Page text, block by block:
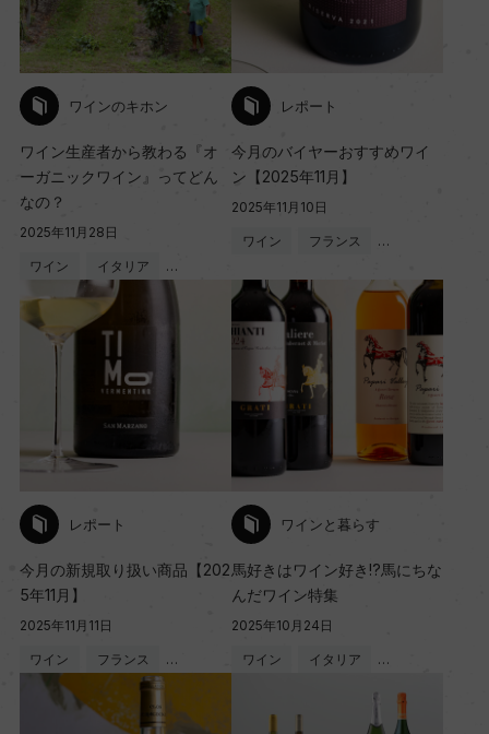
ワインのキホン
ワイン生産者から教わる『オ
ーガニックワイン』ってどん
なの？
2025年11月28日
ワイン イタリア …
レポート
今月のバイヤーおすすめワイ
ン【2025年11月】
2025年11月10日
ワイン フランス …
レポート
今月の新規取り扱い商品【202
5年11月】
2025年11月11日
ワイン フランス …
ワインと暮らす
馬好きはワイン好き!?馬にちな
んだワイン特集
2025年10月24日
ワイン イタリア …